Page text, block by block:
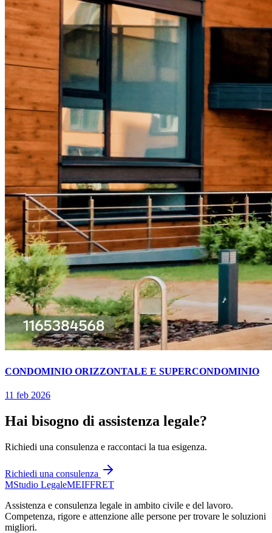
CONDOMINIO ORIZZONTALE E SUPERCONDOMINIO
11 feb 2026
Hai bisogno di assistenza legale?
Richiedi una consulenza e raccontaci la tua esigenza.
Richiedi una consulenza
MStudio LegaleMEIFFRET
Assistenza e consulenza legale in ambito civile e del lavoro.
Competenza, rigore e attenzione alle persone per trovare le soluzioni
migliori.